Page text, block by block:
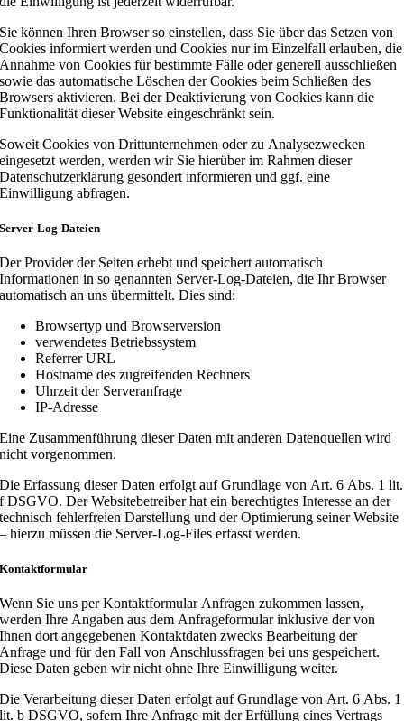
Sie können Ihren Browser so einstellen, dass Sie über das Setzen von
Cookies informiert werden und Cookies nur im Einzelfall erlauben, die
Annahme von Cookies für bestimmte Fälle oder generell ausschließen
sowie das automatische Löschen der Cookies beim Schließen des
Browsers aktivieren. Bei der Deaktivierung von Cookies kann die
Funktionalität dieser Website eingeschränkt sein.
Soweit Cookies von Drittunternehmen oder zu Analysezwecken
eingesetzt werden, werden wir Sie hierüber im Rahmen dieser
Datenschutzerklärung gesondert informieren und ggf. eine
Einwilligung abfragen.
Server-Log-Dateien
Der Provider der Seiten erhebt und speichert automatisch
Informationen in so genannten Server-Log-Dateien, die Ihr Browser
automatisch an uns übermittelt. Dies sind:
Browsertyp und Browserversion
verwendetes Betriebssystem
Referrer URL
Hostname des zugreifenden Rechners
Uhrzeit der Serveranfrage
IP-Adresse
Eine Zusammenführung dieser Daten mit anderen Datenquellen wird
nicht vorgenommen.
Die Erfassung dieser Daten erfolgt auf Grundlage von Art. 6 Abs. 1 lit.
f DSGVO. Der Websitebetreiber hat ein berechtigtes Interesse an der
technisch fehlerfreien Darstellung und der Optimierung seiner Website
– hierzu müssen die Server-Log-Files erfasst werden.
Kontaktformular
Wenn Sie uns per Kontaktformular Anfragen zukommen lassen,
werden Ihre Angaben aus dem Anfrageformular inklusive der von
Ihnen dort angegebenen Kontaktdaten zwecks Bearbeitung der
Anfrage und für den Fall von Anschlussfragen bei uns gespeichert.
Diese Daten geben wir nicht ohne Ihre Einwilligung weiter.
Die Verarbeitung dieser Daten erfolgt auf Grundlage von Art. 6 Abs. 1
lit. b DSGVO, sofern Ihre Anfrage mit der Erfüllung eines Vertrags